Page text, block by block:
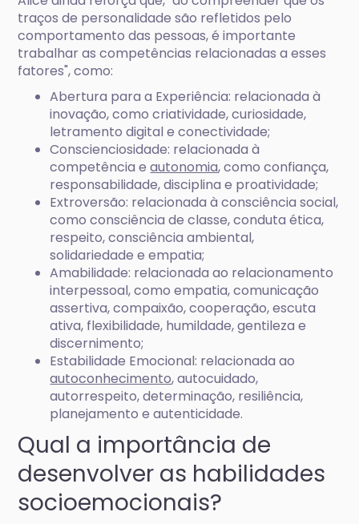
traços de personalidade são refletidos pelo
comportamento das pessoas, é importante
trabalhar as competências relacionadas a esses
fatores", como:
Abertura para a Experiência: relacionada à
inovação, como criatividade, curiosidade,
letramento digital e conectividade;
Conscienciosidade: relacionada à
competência eautonomia, como confiança,
responsabilidade, disciplina e proatividade;
Extroversão: relacionada à consciência social,
como consciência de classe, conduta ética,
respeito, consciência ambiental,
solidariedade e empatia;
Amabilidade: relacionada ao relacionamento
interpessoal, como empatia, comunicação
assertiva, compaixão, cooperação, escuta
ativa, flexibilidade, humildade, gentileza e
discernimento;
Estabilidade Emocional: relacionada ao
autoconhecimento, autocuidado,
autorrespeito, determinação, resiliência,
planejamento e autenticidade.
Qual a importância de
desenvolver as habilidades
socioemocionais?